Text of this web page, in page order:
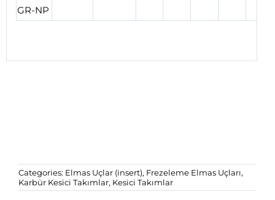
GR-NP
Categories: Elmas Uçlar (insert), Frezeleme Elmas Uçları,
Karbür Kesici Takımlar, Kesici Takımlar